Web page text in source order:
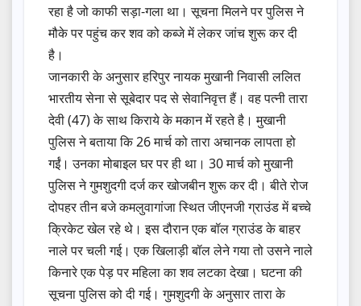
रहा है जो काफी सड़ा-गला था। सूचना मिलने पर पुलिस ने
मौके पर पहुंच कर शव को कब्जे में लेकर जांच शुरू कर दी
है।
जानकारी के अनुसार हरिपुर नायक मुखानी निवासी ललित
भारतीय सेना से सूबेदार पद से सेवानिवृत्त हैं। वह पत्नी तारा
देवी (47) के साथ किराये के मकान में रहते है। मुखानी
पुलिस ने बताया कि 26 मार्च को तारा अचानक लापता हो
गईं। उनका मोबाइल घर पर ही था। 30 मार्च को मुखानी
पुलिस ने गुमशुदगी दर्ज कर खोजबीन शुरू कर दी। बीते रोज
दोपहर तीन बजे कमलुवागांजा स्थित जीएनजी ग्राउंड में बच्चे
क्रिकेट खेल रहे थे। इस दौरान एक बॉल ग्राउंड के बाहर
नाले पर चली गई। एक खिलाड़ी बॉल लेने गया तो उसने नाले
किनारे एक पेड़ पर महिला का शव लटका देखा। घटना की
सूचना पुलिस को दी गई। गुमशुदगी के अनुसार तारा के